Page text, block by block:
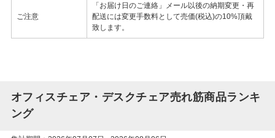
ご注意
「お届け日のご連絡」メール以後の納期変更・再
配送には変更手数料として売価(税込)の10%頂戴
致します。
オフィスチェア・デスクチェア売れ筋商品ランキ
ング